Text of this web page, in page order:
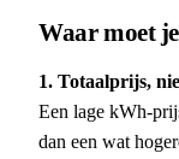
Waar moet
1. Totaalprijs,
Een lage kWh-
dan een wat